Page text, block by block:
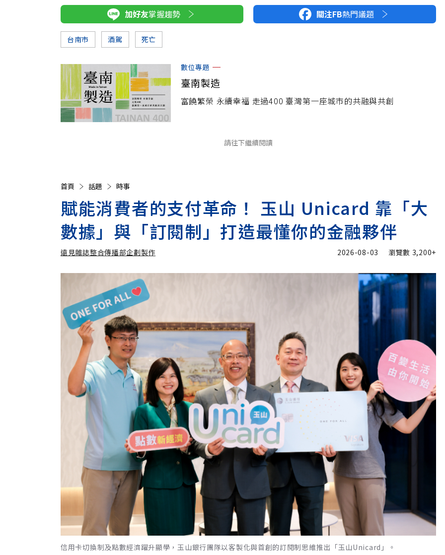
加好友掌握趨勢 關注FB熱門議題
台南市 酒駕 死亡
數位專題
臺南製造
富饒繁榮 永續幸福 走過400 臺灣第一座城市的共融與共創
請往下繼續閱讀
首頁 話題 時事
賦能消費者的支付革命！ 玉山 Unicard 靠「大
數據」與「訂閱制」打造最懂你的金融夥伴
遠見雜誌整合傳播部企劃製作
遠見雜誌整合傳播部企劃製作
2026-08-03 瀏覽數 3,200+
信用卡切換制及點數經濟躍升顯學，玉山銀行團隊以客製化與首創的訂閱制思維推出「玉山Unicard」。